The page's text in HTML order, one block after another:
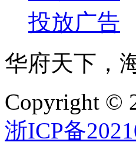
投放广告
华府天下，
Copyright ©
浙ICP备